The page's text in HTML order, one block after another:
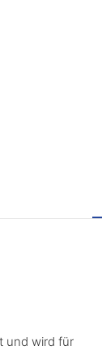
und wird für